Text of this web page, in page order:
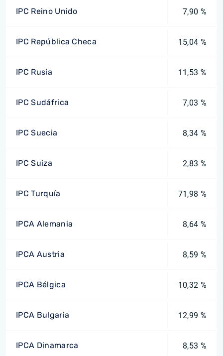
IPC Reino Unido 7,90 %
IPC República Checa 15,04 %
IPC Rusia 11,53 %
IPC Sudáfrica 7,03 %
IPC Suecia 8,34 %
IPC Suiza 2,83 %
IPC Turquía 71,98 %
IPCA Alemania 8,64 %
IPCA Austria 8,59 %
IPCA Bélgica 10,32 %
IPCA Bulgaria 12,99 %
IPCA Dinamarca 8,53 %